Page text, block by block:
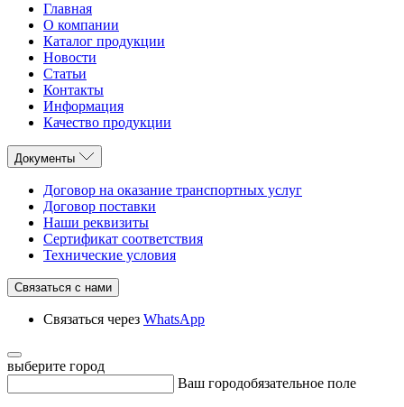
Главная
О компании
Каталог продукции
Новости
Статьи
Контакты
Информация
Качество продукции
Документы
Договор на оказание транспортных услуг
Договор поставки
Наши реквизиты
Сертификат соответствия
Технические условия
Связаться с нами
Связаться через WhatsApp
выберите город
Ваш городобязательное поле